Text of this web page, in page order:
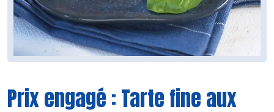
Prix engagé : Tarte fine aux